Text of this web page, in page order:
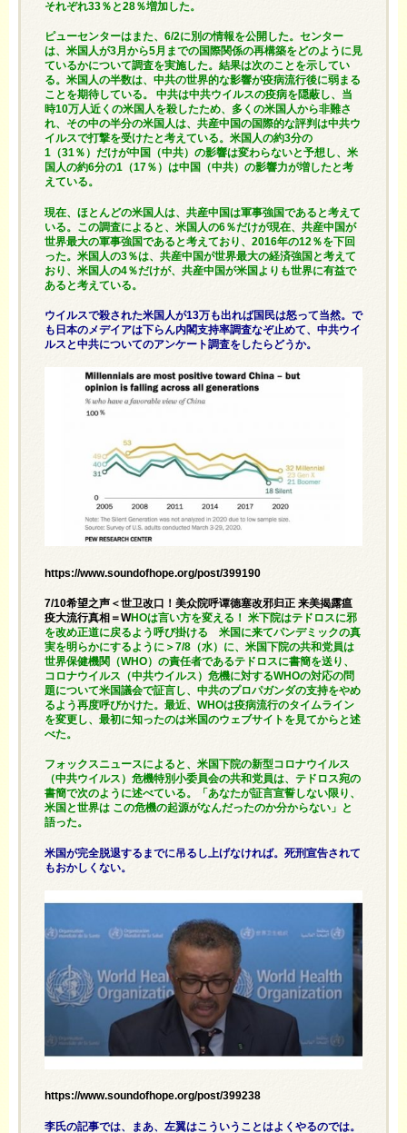
それぞれ33％と28％増加した。
ピューセンターはまた、6/2に別の情報を公開した。センター
は、米国人が3月から5月までの国際関係の再構築をどのように見
ているかについて調査を実施した。結果は次のことを示してい
る。米国人の半数は、中共の世界的な影響が疫病流行後に弱まる
ことを期待している。 中共は中共ウイルスの疫病を隠蔽し、当
時10万人近くの米国人を殺したため、多くの米国人から非難さ
れ、その中の半分の米国人は、共産中国の国際的な評判は中共ウ
イルスで打撃を受けたと考えている。米国人の約3分の
1（31％）だけが中国（中共）の影響は変わらないと予想し、米
国人の約6分の1（17％）は中国（中共）の影響力が増したと考
えている。
現在、ほとんどの米国人は、共産中国は軍事強国であると考えて
いる。この調査によると、米国人の6％だけが現在、共産中国が
世界最大の軍事強国であると考えており、2016年の12％を下回
った。米国人の3％は、共産中国が世界最大の経済強国と考えて
おり、米国人の4％だけが、共産中国が米国よりも世界に有益で
あると考えている。
ウイルスで殺された米国人が13万も出れば国民は怒って当然。で
も日本のメデイアは下らん内閣支持率調査なぞ止めて、中共ウイ
ルスと中共についてのアンケート調査をしたらどうか。
https://www.soundofhope.org/post/399190
7/10希望之声＜世卫改口！美众院呼谭德塞改邪归正 来美揭露瘟
疫大流行真相＝WHOは言い方を変える！ 米下院はテドロスに邪
を改め正道に戻るよう呼び掛ける 米国に来てパンデミックの真
実を明らかにするように＞7/8（水）に、米国下院の共和党員は
世界保健機関（WHO）の責任者であるテドロスに書簡を送り、
コロナウイルス（中共ウイルス）危機に対するWHOの対応の問
題について米国議会で証言し、中共のプロパガンダの支持をやめ
るよう再度呼びかけた。最近、WHOは疫病流行のタイムライン
を変更し、最初に知ったのは米国のウェブサイトを見てからと述
べた。
フォックスニュースによると、米国下院の新型コロナウイルス
（中共ウイルス）危機特別小委員会の共和党員は、テドロス宛の
書簡で次のように述べている。「あなたが証言宣誓しない限り、
米国と世界は この危機の起源がなんだったのか分からない」と
語った。
米国が完全脱退するまでに吊るし上げなければ。死刑宣告されて
もおかしくない。
https://www.soundofhope.org/post/399238
李氏の記事では、まあ、左翼はこういうことはよくやるのでは。